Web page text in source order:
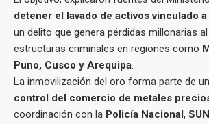
detener el lavado de activos vinculado
un delito que genera pérdidas millonarias
estructuras criminales en regiones como
Puno, Cusco y Arequipa.
La inmovilización del oro forma parte de un
control del comercio de metales
coordinación con la Policía Nacional ,